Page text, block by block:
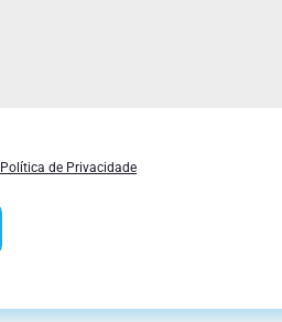
Política de Privacidade